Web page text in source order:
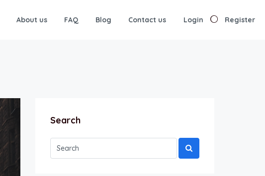
About us FAQ Blog Contact us Login Register
Search